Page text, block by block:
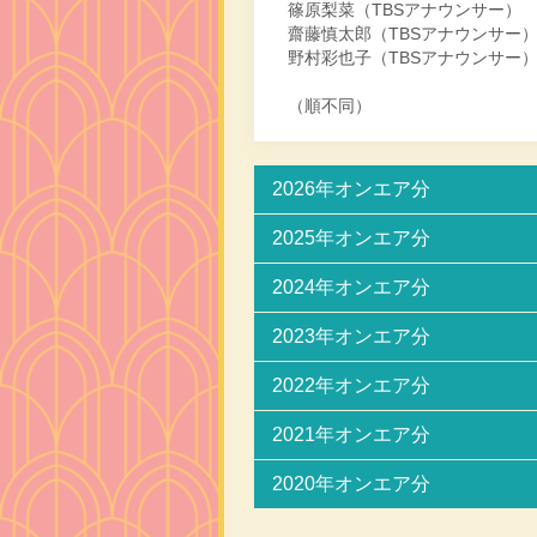
篠原梨菜（TBSアナウンサー）
齋藤慎太郎（TBSアナウンサー）
野村彩也子（TBSアナウンサー）
（順不同）
2026年オンエア分
2025年オンエア分
2024年オンエア分
2023年オンエア分
2022年オンエア分
2021年オンエア分
2020年オンエア分